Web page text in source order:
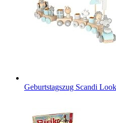
Geburtstagszug Scandi